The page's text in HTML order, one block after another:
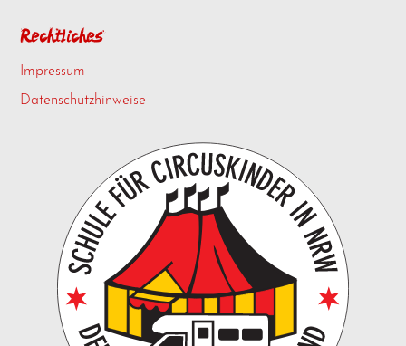
Rechtliches
Impressum
Datenschutzhinweise